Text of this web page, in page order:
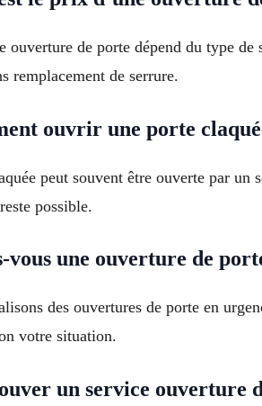
ouverture de porte dépend du type
remplacement de serrure.
ouvrir une porte
peut souvent être ouverte par un
possible.
vous une ouverture de
des ouvertures de porte en
votre situation.
un service ouverture